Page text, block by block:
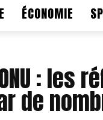
ÉCONOMIE
: les
de